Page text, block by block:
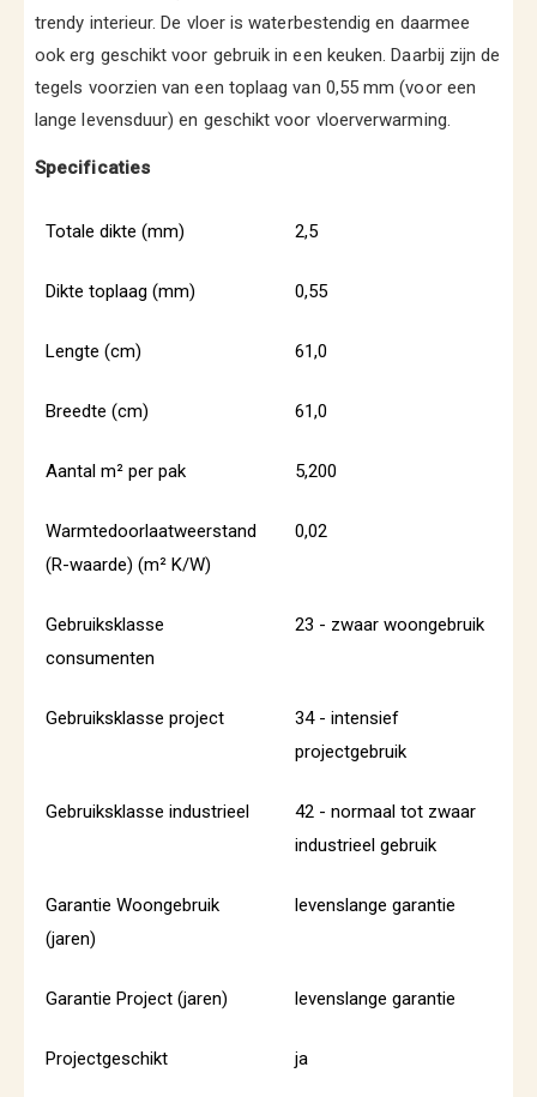
trendy interieur. De vloer is waterbestendig en daarmee
ook erg geschikt voor gebruik in een keuken. Daarbij zijn de
tegels voorzien van een toplaag van 0,55 mm (voor een
lange levensduur) en geschikt voor vloerverwarming.
Specificaties
Totale dikte (mm) 2,5
Dikte toplaag (mm) 0,55
Lengte (cm) 61,0
Breedte (cm) 61,0
Aantal m² per pak 5,200
Warmtedoorlaatweerstand
(R-waarde) (m² K/W)
0,02
Gebruiksklasse
consumenten
23 - zwaar woongebruik
Gebruiksklasse project
34 - intensief
projectgebruik
Gebruiksklasse industrieel
42 - normaal tot zwaar
industrieel gebruik
Garantie Woongebruik
(jaren)
levenslange garantie
Garantie Project (jaren) levenslange garantie
Projectgeschikt ja